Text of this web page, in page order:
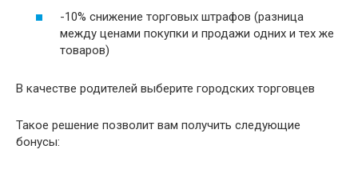
-10% снижение торговых штрафов (разница
между ценами покупки и продажи одних и тех же
товаров)
В качестве родителей выберите городских торговцев
Такое решение позволит вам получить следующие
бонусы: